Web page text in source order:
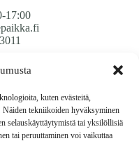
kuten evästeitä,
Näiden tekniikoiden hyväksyminen
selauskäyttäytymistä tai yksilöllisiä
tai peruuttaminen voi vaikuttaa
17:00